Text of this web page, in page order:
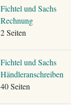
Fichtel und Sachs
Rechnung
2 Seiten
Fichtel und Sachs
Händleranschreiben
40 Seiten